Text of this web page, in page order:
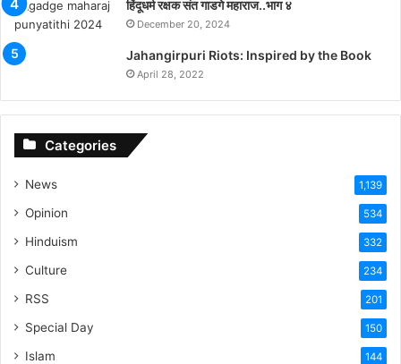
हिंदूधर्म रक्षक संत गाडगे महाराज..भाग ४
December 20, 2024
Jahangirpuri Riots: Inspired by the Book
April 28, 2022
Categories
News 1,139
Opinion 534
Hinduism 332
Culture 234
RSS 201
Special Day 150
Islam 144